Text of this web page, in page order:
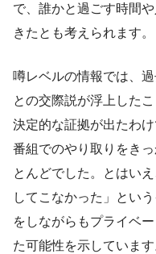
で、誰かと過ごす時間
きたとも考えられます。
噂レベルの情報では、
との交際説が浮上した
決定的な証拠が出たわ
番組でのやり取りをき
とんどでした。とはい
してこなかった」とい
をしながらもプライベ
た可能性を示しています